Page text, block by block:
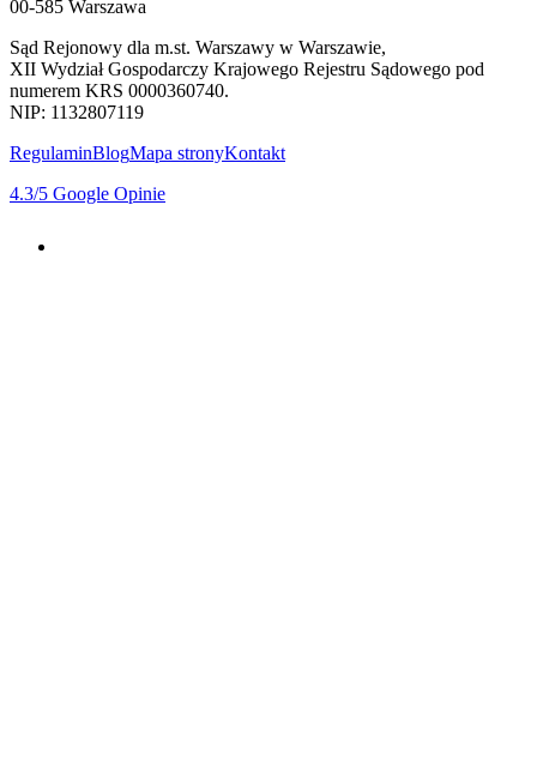
00-585 Warszawa
Sąd Rejonowy dla m.st. Warszawy w Warszawie,
XII Wydział Gospodarczy Krajowego Rejestru Sądowego pod
numerem KRS 0000360740.
NIP: 1132807119
RegulaminBlogMapa stronyKontakt
4.3/5 Google Opinie